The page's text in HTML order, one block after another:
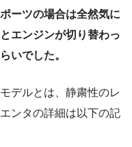
ーツの場合は全然気に
エンジンが切り替わっ
いでした。
デルとは、静粛性のレ
ンタの詳細は以下の記